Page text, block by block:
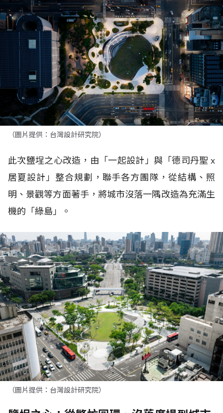
（圖片提供：台灣設計研究院）
此次鹽埕之心改造，由「一起設計」與「德司丹聖 x
居夏設計」整合規劃，聯手各方團隊，從結構、照
明、景觀等方面著手，將城市沒落一隅改造為充滿生
機的「綠島」。
（圖片提供：台灣設計研究院）